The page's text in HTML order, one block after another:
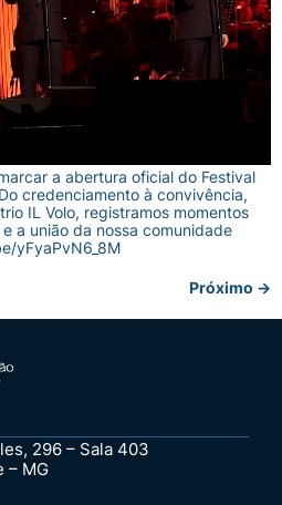
a abertura oficial do Festival
credenciamento à convivência,
IL Volo, registramos momentos
a união da nossa comunidade
yFyaPvN6_8M
Próximo →
296 – Sala 403
– MG